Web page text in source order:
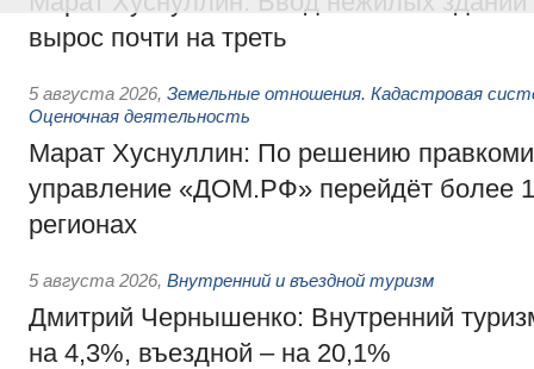
вырос почти на треть
5 августа 2026, Земельные отношения. Кадастровая
Оценочная деятельность
Марат Хуснуллин: По решению
управление «ДОМ.РФ» перейдёт более
регионах
5 августа 2026, Внутренний и въездной туризм
Дмитрий Чернышенко: Внутренний
на 4,3%, въездной – на 20,1%